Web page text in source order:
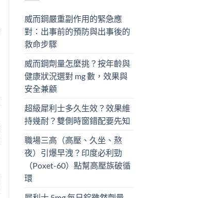
威而鋼嚴重副作用的緊急應
對：出事前的預防與出事後的
救命步驟
威而鋼劑量怎麼挑？按年齡與
健康狀況選對 mg 數，效果與
安全兼顧
超級犀利士多久生效？效果維
持幾耐？雙側時窗錯配要先知
職場三高（高壓、久坐、熬
夜）引爆早洩？印度必利勁
（Poxet-60）點幫高壓族破循
環